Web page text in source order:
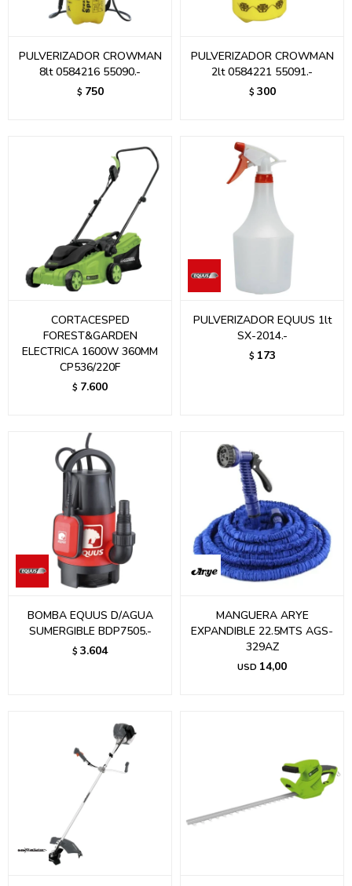
PULVERIZADOR CROWMAN
8lt 0584216 55090.-
$ 750
PULVERIZADOR CROWMAN
2lt 0584221 55091.-
$ 300
CORTACESPED
FOREST&GARDEN
ELECTRICA 1600W 360MM
CP536/220F
$ 7.600
PULVERIZADOR EQUUS 1lt
SX-2014.-
$ 173
BOMBA EQUUS D/AGUA
SUMERGIBLE BDP7505.-
$ 3.604
MANGUERA ARYE
EXPANDIBLE 22.5MTS AGS-
329AZ
USD 14,00